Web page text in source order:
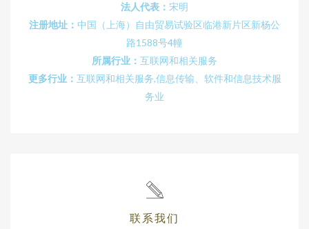
法人代表： 宋明
注册地址： 中国（上海）自由贸易试验区临港新片区新杨公
路1588号4幢
所属行业： 互联网和相关服务
更多行业： 互联网和相关服务,信息传输、软件和信息技术服
务业
联系我们